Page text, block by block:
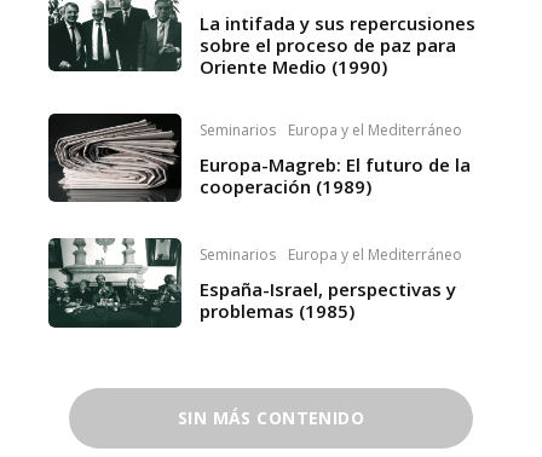
La intifada y sus repercusiones
sobre el proceso de paz para
Oriente Medio (1990)
Seminarios Europa y el Mediterráneo
Europa-Magreb: El futuro de la
cooperación (1989)
Seminarios Europa y el Mediterráneo
España-Israel, perspectivas y
problemas (1985)
SIN MÁS CONTENIDO